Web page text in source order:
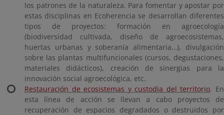
los patrones de la naturaleza. Para fomentar y apostar por
estas disciplinas en Ecoherencia se desarrollan diferentes
tipos de proyectos: formación en agroecología
(biodiversidad cultivada, diseño de agroecosistemas,
huertas urbanas y soberanía alimentaria…), divulgación
sobre las plantas multifuncionales (cursos, degustaciones,
materiales didácticos), creación de sinergias para la
innovación social agroecológica, etc.
Restauración de ecosistemas y custodia del territorio. En
esta línea de acción se llevan a cabo proyectos de
recuperación de espacios degradados o destruidos por